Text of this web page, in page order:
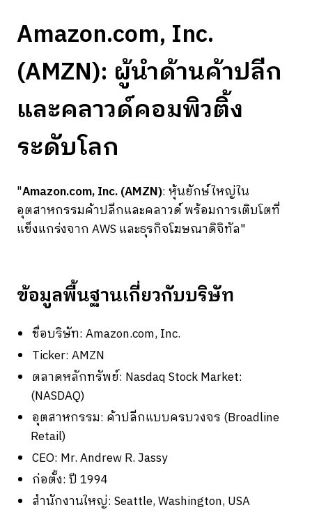
Amazon.com, Inc.
(AMZN): ผู้นำด้านค้าปลีก
และคลาวด์คอมพิวติ้ง
ระดับโลก
"Amazon.com, Inc. (AMZN): หุ้นยักษ์ใหญ่ใน
อุตสาหกรรมค้าปลีกและคลาวด์ พร้อมการเติบโตที่
แข็งแกร่งจาก AWS และธุรกิจโฆษณาดิจิทัล"
ข้อมูลพื้นฐานเกี่ยวกับบริษัท
ชื่อบริษัท: Amazon.com, Inc.
Ticker: AMZN
ตลาดหลักทรัพย์: Nasdaq Stock Market:
(NASDAQ)
อุตสาหกรรม: ค้าปลีกแบบครบวงจร (Broadline
Retail)
CEO: Mr. Andrew R. Jassy
ก่อตั้ง: ปี 1994
สำนักงานใหญ่: Seattle, Washington, USA